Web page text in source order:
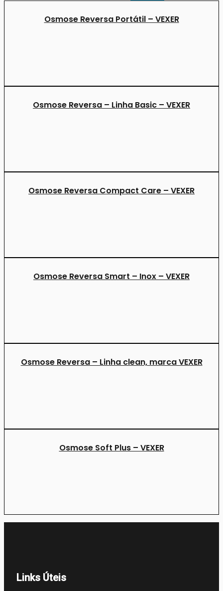
Osmose Reversa Portátil – VEXER
Osmose Reversa – Linha Basic – VEXER
Osmose Reversa Compact Care – VEXER
Osmose Reversa Smart – Inox – VEXER
Osmose Reversa – Linha clean, marca VEXER
Osmose Soft Plus – VEXER
Links Úteis